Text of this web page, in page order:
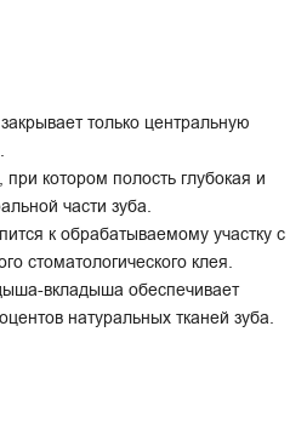
только центральную
при котором полость глубокая и
части зуба.
к обрабатываемому участку с
стоматологического клея.
вкладыша обеспечивает
натуральных тканей зуба.